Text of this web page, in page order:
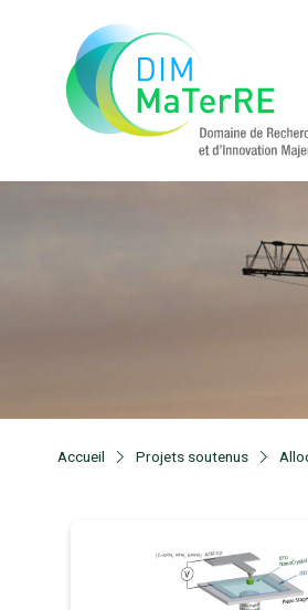
Accueil Projets soutenus